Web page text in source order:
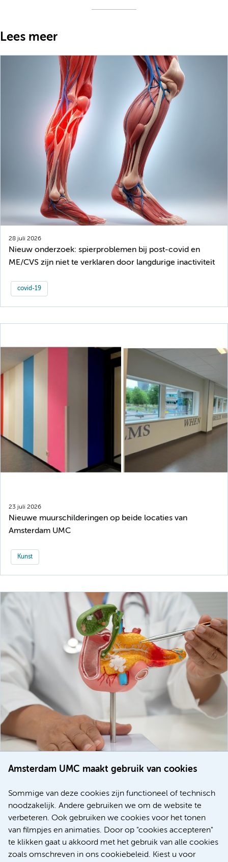
Amsterdam UMC maakt gebruik van cookies
Sommige van deze cookies zijn functioneel of technisch
noodzakelijk. Andere gebruiken we om de website te
verbeteren. Ook gebruiken we cookies voor het tonen
van filmpjes en animaties. Door op "cookies accepteren"
te klikken gaat u akkoord met het gebruik van alle cookies
zoals omschreven in ons cookiebeleid. Kiest u voor
Lees meer
28 juli 2026
Nieuw onderzoek: spierproblemen bij post-covid en
ME/CVS zijn niet te verklaren door langdurige inactiviteit
covid-19
23 juli 2026
Nieuwe muurschilderingen op beide locaties van
Amsterdam UMC
Kunst
voor patiënten met alvleesklierkanker verbeteren